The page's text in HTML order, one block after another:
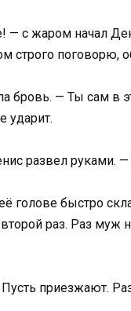
— с жаром начал
строго
бровь. — Ты сам в
ударит.
развел руками. —
голове быстро
раз. Раз муж
приезжают.